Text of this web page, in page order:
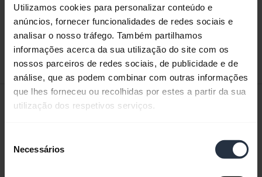
Utilizamos cookies para personalizar conteúdo e
anúncios, fornecer funcionalidades de redes sociais e
analisar o nosso tráfego. Também partilhamos
informações acerca da sua utilização do site com os
nossos parceiros de redes sociais, de publicidade e de
análise, que as podem combinar com outras informações
que lhes forneceu ou recolhidas por estes a partir da sua
utilização dos respetivos serviços.
Necessários
Europa, Oriente Médio e África (multilíngue)
Download
11.67 MB - pdf
Manual do usuário